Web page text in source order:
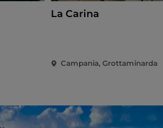
La Carina
Campania, Grottaminarda